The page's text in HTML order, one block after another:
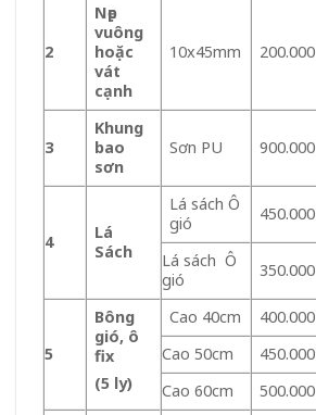
2
Nẹp
vuông
hoặc
vát
cạnh
10x45mm 200.000
3
Khung
bao
sơn
Sơn PU 900.000
4
Lá
Sách
Lá sách Ô
gió
450.000
Lá sách Ô
gió
350.000
5
Bông
gió, ô
fix
(5 ly)
Cao 40cm 400.000
Cao 50cm
450.000
Cao 60cm
500.000